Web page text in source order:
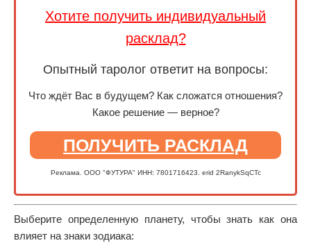
Хотите получить индивидуальный
расклад?
Опытный таролог ответит на вопросы:
Что ждёт Вас в будущем? Как сложатся отношения?
Какое решение — верное?
ПОЛУЧИТЬ РАСКЛАД
Реклама. ООО "ФУТУРА" ИНН: 7801716423. erid 2RanykSqCTc
Выберите определенную планету, чтобы знать как она
влияет на знаки зодиака: